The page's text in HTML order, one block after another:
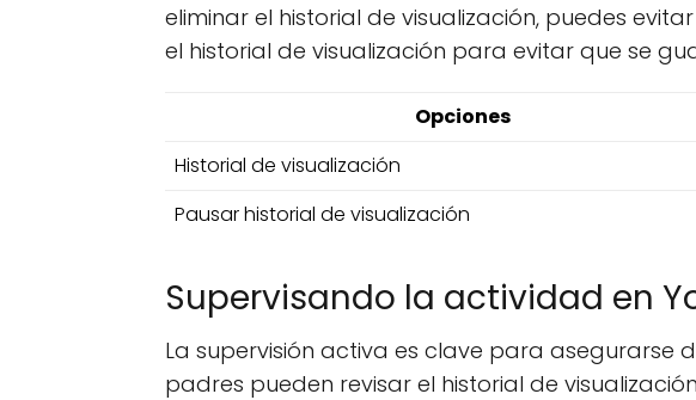
eliminar el historial de visualización, puedes
el historial de visualización para evitar que se
Opciones
Historial de visualización
Pausar historial de visualización
Supervisando la actividad en
La supervisión activa es clave para asegurarse
padres pueden revisar el historial de